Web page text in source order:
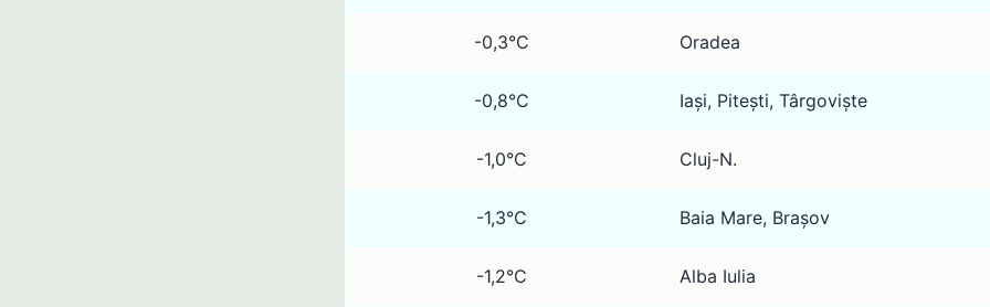
-0,3°C Oradea
-0,8°C Iași, Pitești, Târgoviște
-1,0°C Cluj-N.
-1,3°C Baia Mare, Brașov
-1,2°C Alba Iulia